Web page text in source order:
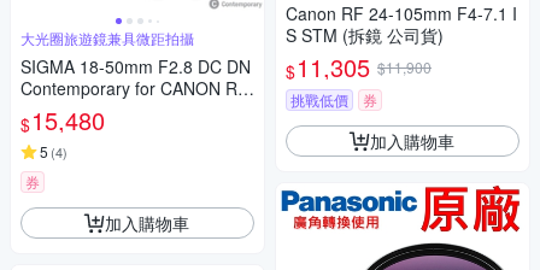
大光圈旅遊鏡兼具微距拍攝
SIGMA 18-50mm F2.8 DC DN
Contemporary for CANON RF
接環 (公司貨) 旅遊鏡 APS-C 無
反微單眼專用鏡頭
$15,480
5 (4)
券
加入購物車
Canon RF 24-105mm F4-7.1 I
S STM (拆鏡 公司貨)
$11,305 $11,900
挑戰低價
券
加入購物車